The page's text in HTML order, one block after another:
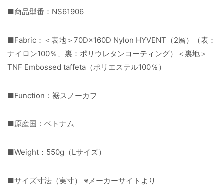
■商品型番：NS61906
■Fabric：＜表地＞70D×160D Nylon HYVENT（2層）（表：
ナイロン100％、裏：ポリウレタンコーティング）＜裏地＞
TNF Embossed taffeta（ポリエステル100％）
■Function：裾スノーカフ
■原産国：ベトナム
■Weight：550g（Lサイズ）
■サイズ寸法（実寸） ※メーカーサイトより